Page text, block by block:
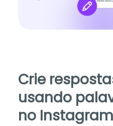
Crie
usando
no Instagram